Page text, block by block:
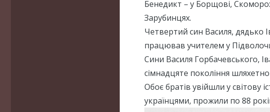
Бенедикт – у Борщові,
Зарубинцях.
Четвертий син Василя, дядько
працював учителем у
Сини Василя Горбачевського,
сімнадцяте покоління
Обоє братів увійшли у світову
українцями, прожили по 88